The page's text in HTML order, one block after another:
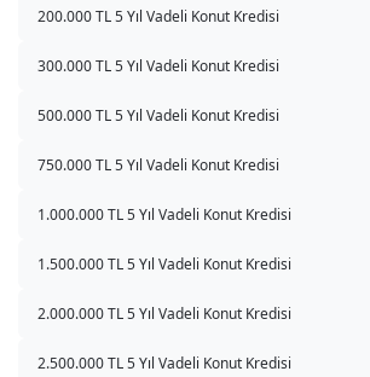
200.000 TL 5 Yıl Vadeli Konut Kredisi
300.000 TL 5 Yıl Vadeli Konut Kredisi
500.000 TL 5 Yıl Vadeli Konut Kredisi
750.000 TL 5 Yıl Vadeli Konut Kredisi
1.000.000 TL 5 Yıl Vadeli Konut Kredisi
1.500.000 TL 5 Yıl Vadeli Konut Kredisi
2.000.000 TL 5 Yıl Vadeli Konut Kredisi
2.500.000 TL 5 Yıl Vadeli Konut Kredisi